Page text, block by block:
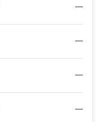
—
—
—
—